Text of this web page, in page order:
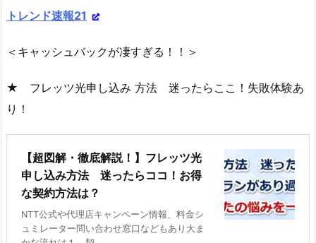
トレンド速報21
＜キャッシュバックが凄すぎる！！＞
★ フレッツ光申し込み 方法 迷ったらここ！失敗体験あ
り！
【超図解・徹底解説！】フレッツ光
申し込み方法 迷ったらココ！お得
な契約方法は？
NTT公式や代理店キャンペーン情報、料金シ
ュミレーター問い合わせ窓口などもあり大ま